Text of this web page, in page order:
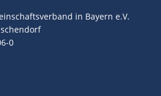
in Bayern e.V.
0